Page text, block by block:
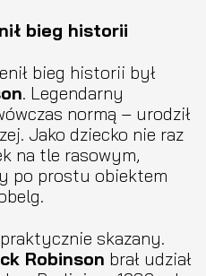
bieg historii
bieg historii był
. Legendarny
normą – urodził
Jako dziecko nie raz
na tle rasowym,
po prostu obiektem
skazany.
Robinson brał udział